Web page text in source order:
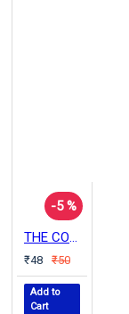
-5 %
THE COW IN OUR ECONOMY
₹48 ₹50
Add to
Cart